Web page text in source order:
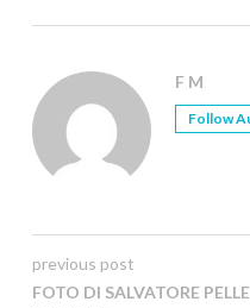
F M
Follow
previous post
FOTO DI SALVATORE